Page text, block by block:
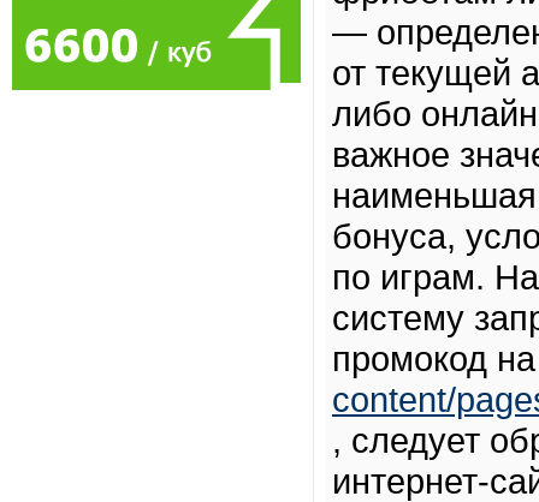
—
от текущей
либо
важное
бонуса,
по играм.
систему
промокод
content/
, следует
интернет-